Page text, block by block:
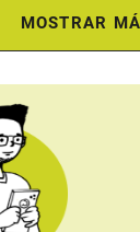
MOSTRAR